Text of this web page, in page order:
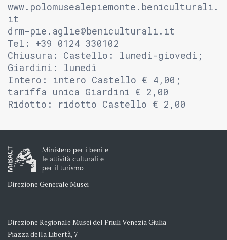
www.polomusealepiemonte.beniculturali.
it
drm-pie.aglie@beniculturali.it
Tel: +39 0124 330102
Chiusura: Castello: lunedì-giovedì;
Giardini: lunedì
Intero: intero Castello € 4,00;
tariffa unica Giardini € 2,00
Ridotto: ridotto Castello € 2,00
Ministero per i beni e
le attività culturali e
per il turismo
Direzione Generale Musei
Direzione Regionale Musei del Friuli Venezia Giulia
Piazza della Libertà, 7